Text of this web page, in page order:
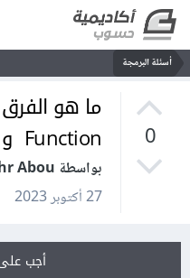
أسئلة البرمجة
0
Function و Constructor Function
بواسطة Mohammed Bashr Abou
27 أكتوبر 2023
أجب